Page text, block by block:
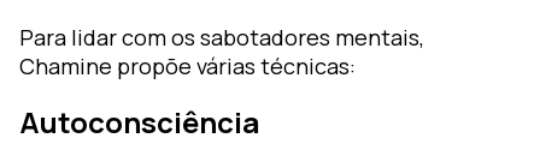
Para lidar com os sabotadores mentais,
Chamine propõe várias técnicas:
Autoconsciência